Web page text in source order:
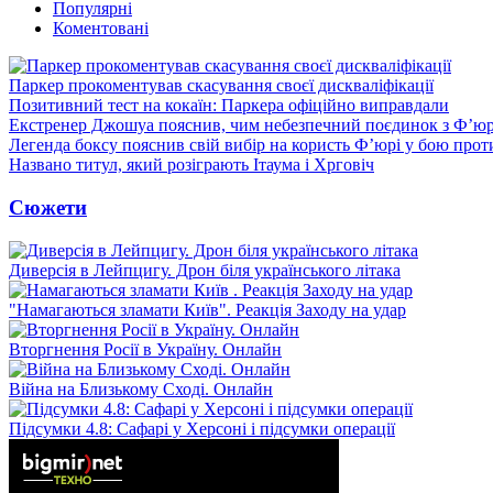
Популярні
Коментовані
Паркер прокоментував скасування своєї дискваліфікації
Позитивний тест на кокаїн: Паркера офіційно виправдали
Екстренер Джошуа пояснив, чим небезпечний поєдинок з
Легенда боксу пояснив свій вибір на користь Ф’юрі у бою
Названо титул, який розіграють Ітаума і Хрговіч
Сюжети
Диверсія в Лейпцигу. Дрон біля українського літака
"Намагаються зламати Київ". Реакція Заходу на удар
Вторгнення Росії в Україну. Онлайн
Війна на Близькому Сході. Онлайн
Підсумки 4.8: Сафарі у Херсоні і підсумки операції